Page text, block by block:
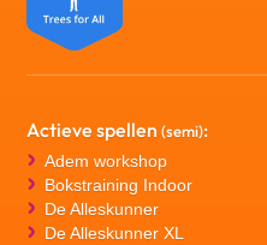
Actieve spellen (semi):
Adem workshop
Bokstraining Indoor
De Alleskunner
De Alleskunner XL